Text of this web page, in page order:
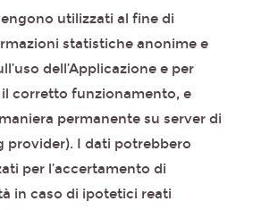
utilizzati al fine di
statistiche anonime e
dell’Applicazione e per
corretto funzionamento, e
permanente su server di
provider). I dati potrebbero
per l’accertamento di
in caso di ipotetici reati